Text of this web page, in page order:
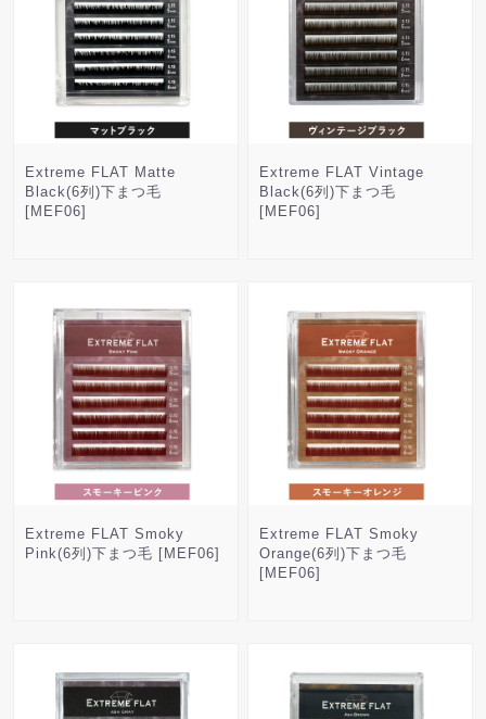
Extreme FLAT Matte
Black(6列)下まつ毛
[MEF06]
Extreme FLAT Vintage
Black(6列)下まつ毛
[MEF06]
Extreme FLAT Smoky
Pink(6列)下まつ毛 [MEF06]
Extreme FLAT Smoky
Orange(6列)下まつ毛
[MEF06]